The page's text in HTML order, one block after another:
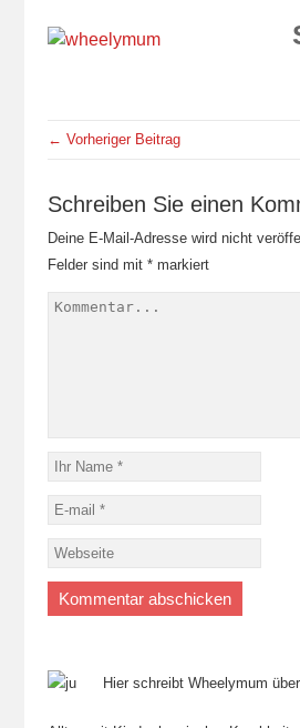
← Vorheriger Beitrag
Schreiben Sie einen
Deine E-Mail-Adresse wird nicht
Felder sind mit *markiert
Hier schreibt Wheelymum